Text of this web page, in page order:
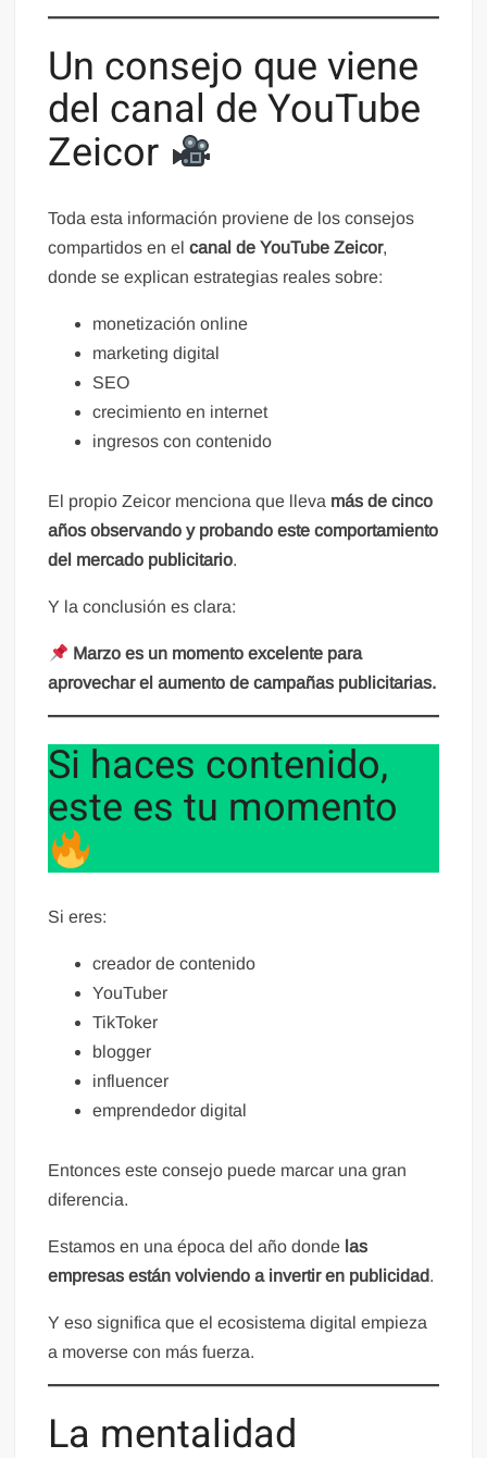
Un consejo que viene
del canal de YouTube
Zeicor
Toda esta información proviene de los consejos
compartidos en elcanal de YouTube Zeicor,
donde se explican estrategias reales sobre:
monetización online
marketing digital
SEO
crecimiento en internet
ingresos con contenido
El propio Zeicor menciona que lleva más de cinco
años observando y probando este comportamiento
del mercado publicitario.
Y la conclusión es clara:
Marzo es un momento excelente para
aprovechar el aumento de campañas publicitarias.
Si haces contenido,
este es tu momento
Si eres:
creador de contenido
YouTuber
TikToker
blogger
influencer
emprendedor digital
Entonces este consejo puede marcar una gran
diferencia.
Estamos en una época del año donde las
empresas están volviendo a invertir en publicidad.
Y eso significa que el ecosistema digital empieza
a moverse con más fuerza.
La mentalidad